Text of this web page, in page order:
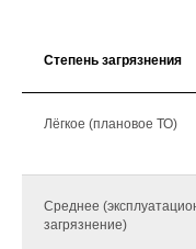
Степень загрязнения
Лёгкое (плановое ТО)
Среднее
загрязнение)